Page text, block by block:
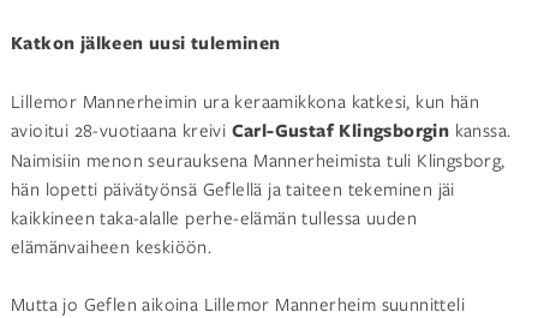
Katkon jälkeen uusi tuleminen
Lillemor Mannerheimin ura keraamikkona katkesi, kun hän
avioitui 28-vuotiaana kreivi Carl-Gustaf Klingsborgin kanssa.
Naimisiin menon seurauksena Mannerheimista tuli Klingsborg,
hän lopetti päivätyönsä Geflellä ja taiteen tekeminen jäi
kaikkineen taka-alalle perhe-elämän tullessa uuden
elämänvaiheen keskiöön.
Mutta jo Geflen aikoina Lillemor Mannerheim suunnitteli